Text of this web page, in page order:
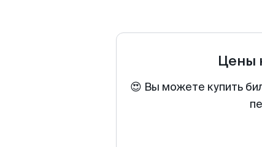
Цены
😍 Вы можете купить